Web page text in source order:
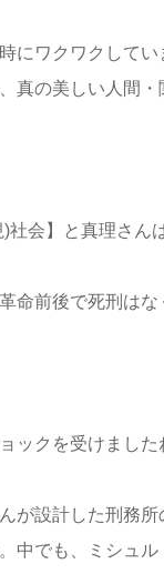
にワクワクしてい
真の美しい人間
)社会】と真理さ
命前後で死刑は
ックを受けまし
が設計した刑務
中でも、ミシュ